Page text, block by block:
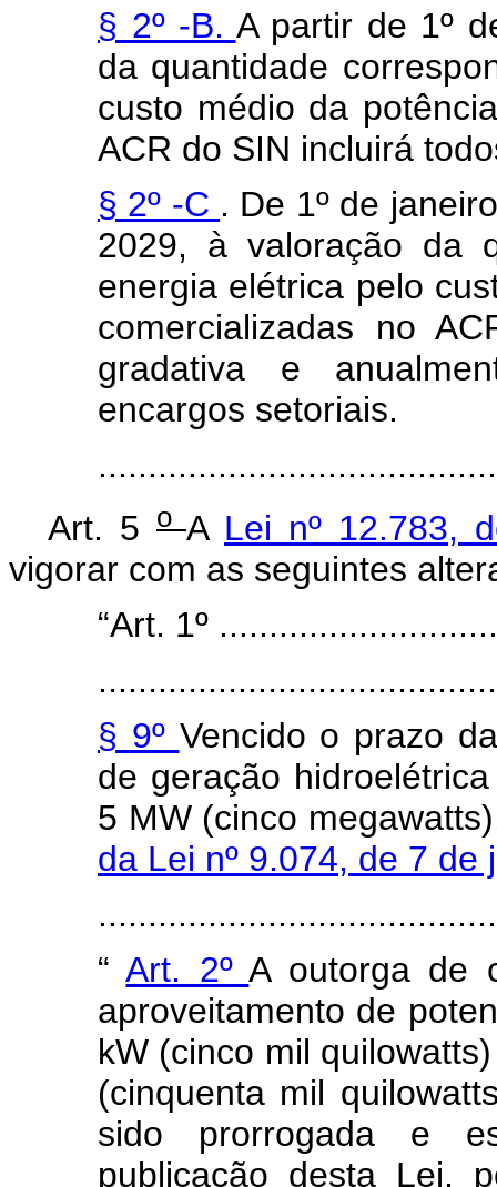
§ 2º -B. A partir de 1º
da quantidade
custo médio da
ACR do SIN incluirá
§ 2º -C . De 1º de
2029, à valoração da
energia elétrica pelo
comercializadas no
gradativa e
encargos setoriais.
Art. 5 o A Lei nº 12.783,
vigorar com as seguintes
“Art. 1º
§ 9º Vencido o prazo
de geração
5 MW (cinco
da Lei nº 9.074, de 7
“Art. 2ºA outorga de
aproveitamento de
kW (cinco mil
(cinquenta mil
sido prorrogada e
publicação desta Lei,